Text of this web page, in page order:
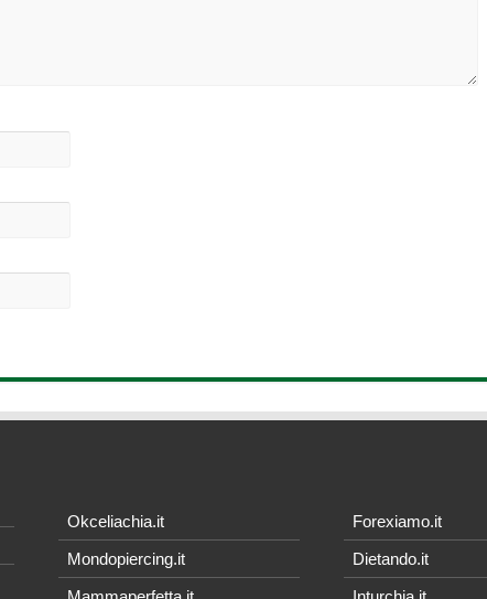
Okceliachia.it
Mondopiercing.it
Forexiamo.it
Dietando.it